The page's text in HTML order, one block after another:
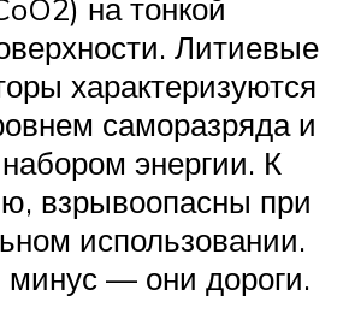
на тонкой
Литиевые
характеризуются
саморазряда и
энергии. К
взрывоопасны при
использовании.
— они дороги.